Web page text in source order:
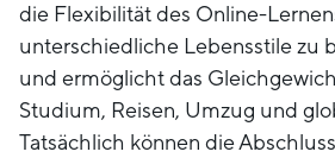
die Flexibilität des Online-
unterschiedliche Lebensstile zu
und ermöglicht das
Studium, Reisen, Umzug und
Tatsächlich können die